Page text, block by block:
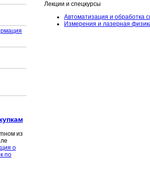
из
о
по
Лекции и спецкурсы
Автоматизация и обработка
Измерения и лазерная